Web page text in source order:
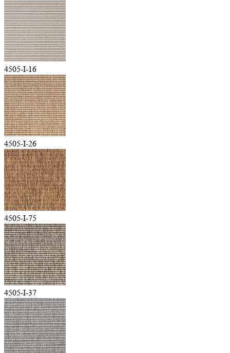
4505-I-16
4505-I-26
4505-I-75
4505-I-37